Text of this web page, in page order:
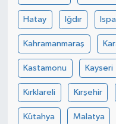
Hatay Iğdır
Kahramanmaraş
Kastamonu Kayseri
Kırklareli Kırşehir
Kütahya Malatya